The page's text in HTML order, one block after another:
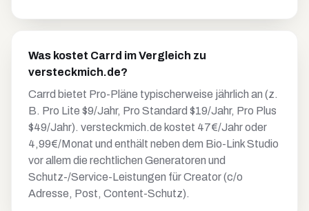
Was kostet Carrd im Vergleich zu
versteckmich.de?
Carrd bietet Pro-Pläne typischerweise jährlich an (z.
B. Pro Lite $9/Jahr, Pro Standard $19/Jahr, Pro Plus
$49/Jahr). versteckmich.de kostet 47€/Jahr oder
4,99€/Monat und enthält neben dem Bio-Link Studio
vor allem die rechtlichen Generatoren und
Schutz-/Service-Leistungen für Creator (c/o
Adresse, Post, Content-Schutz).